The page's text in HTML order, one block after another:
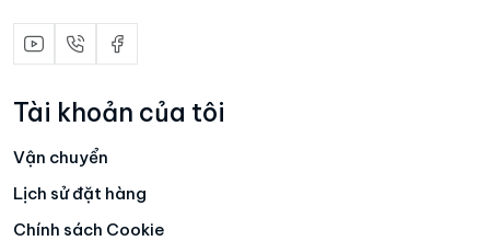
Tài khoản của tôi
Vận chuyển
Lịch sử đặt hàng
Chính sách Cookie